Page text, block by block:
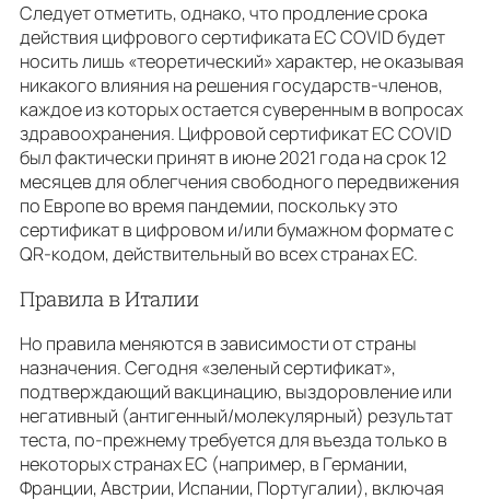
Следует отметить, однако, что продление срока
действия цифрового сертификата ЕС COVID будет
носить лишь «теоретический» характер, не оказывая
никакого влияния на решения государств-членов,
каждое из которых остается суверенным в вопросах
здравоохранения. Цифровой сертификат ЕС COVID
был фактически принят в июне 2021 года на срок 12
месяцев для облегчения свободного передвижения
по Европе во время пандемии, поскольку это
сертификат в цифровом и/или бумажном формате с
QR-кодом, действительный во всех странах ЕС.
Правила в Италии
Но правила меняются в зависимости от страны
назначения. Сегодня «зеленый сертификат»,
подтверждающий вакцинацию, выздоровление или
негативный (антигенный/молекулярный) результат
теста, по-прежнему требуется для въезда только в
некоторых странах ЕС (например, в Германии,
Франции, Австрии, Испании, Португалии), включая